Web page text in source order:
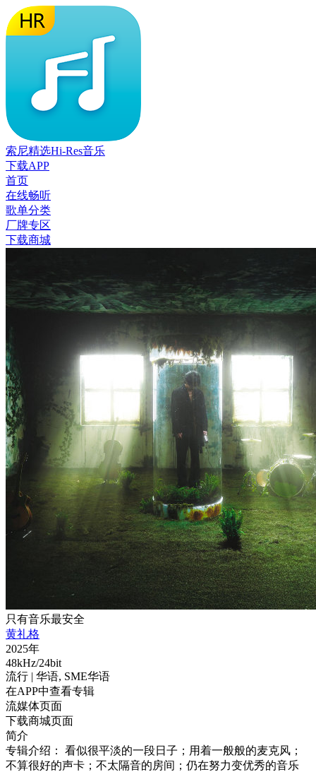
索尼精选Hi-Res音乐
下载APP
首页
在线畅听
歌单分类
厂牌专区
下载商城
只有音乐最安全
黄礼格
2025年
48kHz/24bit
流行 | 华语, SME华语
在APP中查看专辑
流媒体页面
下载商城页面
简介
专辑介绍： 看似很平淡的一段日子；用着一般般的麦克风；
不算很好的声卡；不太隔音的房间；仍在努力变优秀的音乐